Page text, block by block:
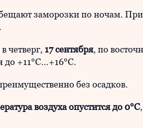
заморозки по ночам.
четверг, 17 сентября, по
до +11°C…+16°C.
без осадков.
воздуха опустится до 0°C